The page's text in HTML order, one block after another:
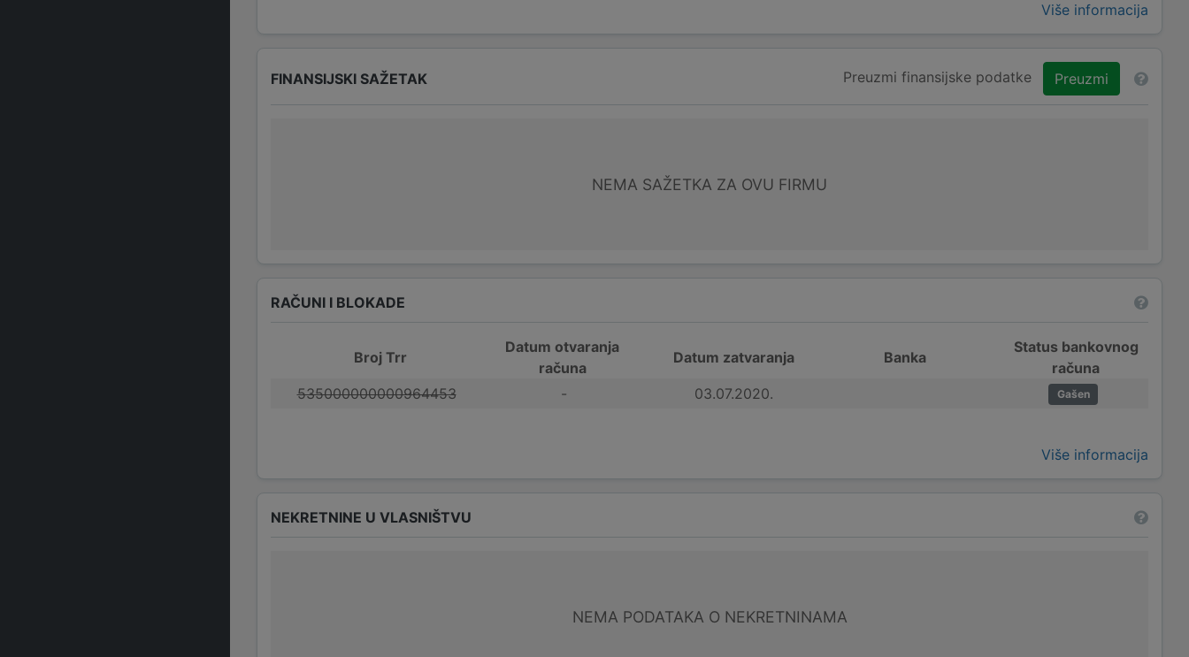
Više informacija
FINANSIJSKI SAŽETAK Preuzmi finansijske podatke Preuzmi
NEMA SAŽETKA ZA OVU FIRMU
RAČUNI I BLOKADE
Broj Trr
Datum otvaranja
računa
Datum zatvaranja Banka
Status bankovnog
računa
535000000000964453
- 03.07.2020. Gašen
Više informacija
NEKRETNINE U VLASNIŠTVU
NEMA PODATAKA O NEKRETNINAMA